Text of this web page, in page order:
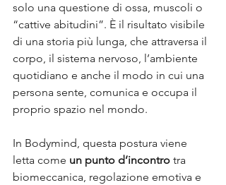
solo una questione di ossa, muscoli o
“cattive abitudini”. È il risultato visibile
di una storia più lunga, che attraversa il
corpo, il sistema nervoso, l’ambiente
quotidiano e anche il modo in cui una
persona sente, comunica e occupa il
proprio spazio nel mondo.
In Bodymind, questa postura viene
letta come un punto d’incontro tra
biomeccanica, regolazione emotiva e